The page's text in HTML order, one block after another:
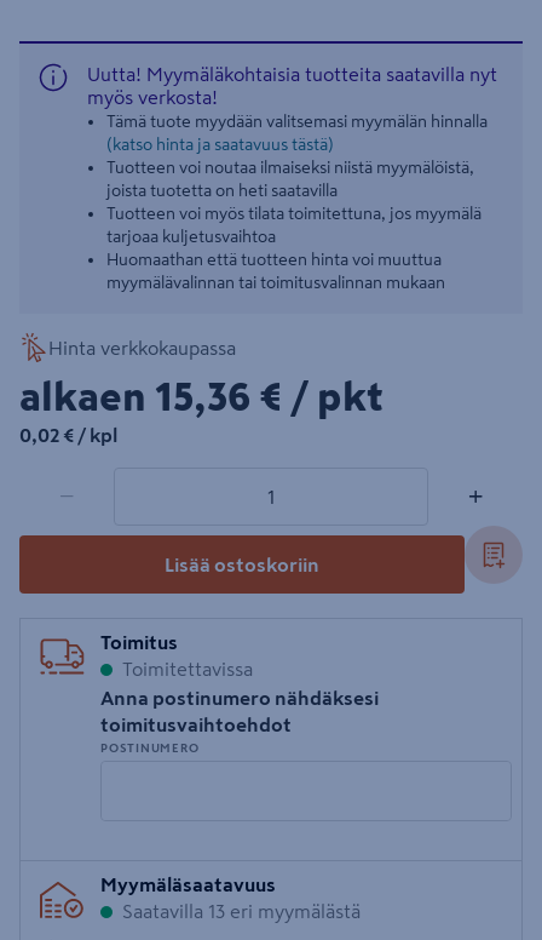
Uutta! Myymäläkohtaisia tuotteita saatavilla nyt
myös verkosta!
Tämä tuote myydään valitsemasi myymälän hinnalla
(katso hinta ja saatavuus tästä)
Tuotteen voi noutaa ilmaiseksi niistä myymälöistä,
joista tuotetta on heti saatavilla
Tuotteen voi myös tilata toimitettuna, jos myymälä
tarjoaa kuljetusvaihtoa
Huomaathan että tuotteen hinta voi muuttua
myymälävalinnan tai toimitusvalinnan mukaan
Hinta verkkokaupassa
alkaen 15,36€/pkt
15,36 € / pkt
0,02€/kpl
0,02 € / kpl
− +
Lisää ostoskoriin
Toimitus
Toimitettavissa
Anna postinumero nähdäksesi
toimitusvaihtoehdot
POSTINUMERO
postinumero
Myymäläsaatavuus
Saatavilla 13 eri myymälästä